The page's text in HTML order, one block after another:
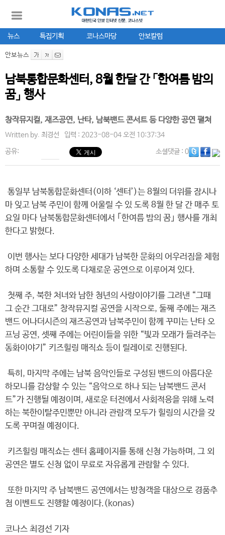
뉴스 특집기획 코나스마당 안보칼럼
안보뉴스
남북통합문화센터, 8월 한달 간 「한여름 밤의
꿈」 행사
창작뮤지컬, 재즈공연, 난타, 남북밴드 콘서트 등 다양한 공연 펼쳐
Written by. 최경선 입력 : 2023-08-04 오전 10:37:34
공유: 소셜댓글: 0
통일부 남북통합문화센터(이하 ‘센터’)는 8월의 더위를 잠시나
마 잊고 남북 주민이 함께 어울릴 수 있 도록 8월 한 달 간 매주 토
요일 마다 남북통합문화센터에서 ｢한여름 밤의 꿈｣ 행사를 개최
한다고 밝혔다.
이번 행사는 보다 다양한 세대가 남북한 문화의 어우러짐을 체험
하며 소통할 수 있도록 다채로운 공연으로 이루어져 있다.
첫째 주, 북한 처녀와 남한 청년의 사랑이야기를 그려낸 “그때
그 순간 그대로” 창작뮤지컬 공연을 시작으로, 둘째 주에는 재즈
밴드 어나더시즌의 재즈공연과 남북주민이 함께 꾸미는 난타 오
프닝 공연, 셋째 주에는 어린이들을 위한 “빛과 모래가 들려주는
동화이야기” 키즈힐링 매직쇼 등이 릴레이로 진행된다.
특히, 마지막 주에는 남북 음악인들로 구성된 밴드의 아름다운
하모니를 감상할 수 있는 “음악으로 하나 되는 남북밴드 콘서
트”가 진행될 예정이며, 새로운 터전에서 사회적응을 위해 노력
하는 북한이탈주민뿐만 아니라 관람객 모두가 힐링의 시간을 갖
도록 꾸며질 예정이다.
키즈힐링 매직쇼는 센터 홈페이지를 통해 신청 가능하며, 그 외
공연은 별도 신청 없이 무료로 자유롭게 관람할 수 있다.
또한 마지막 주 남북밴드 공연에서는 방청객을 대상으로 경품추
첨 이벤트도 진행할 예정이다.(konas)
코나스 최경선 기자